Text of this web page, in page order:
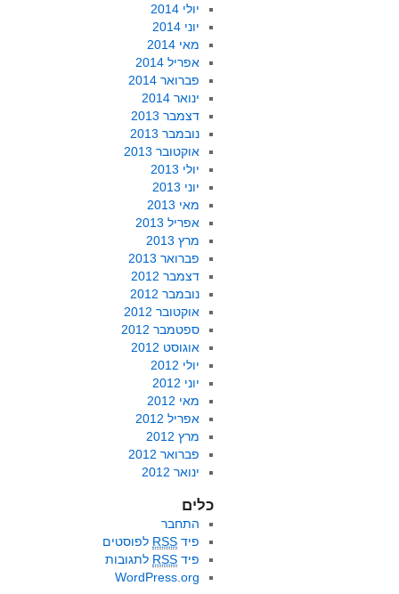
יולי 2014
יוני 2014
מאי 2014
אפריל 2014
פברואר 2014
ינואר 2014
דצמבר 2013
נובמבר 2013
אוקטובר 2013
יולי 2013
יוני 2013
מאי 2013
אפריל 2013
מרץ 2013
פברואר 2013
דצמבר 2012
נובמבר 2012
אוקטובר 2012
ספטמבר 2012
אוגוסט 2012
יולי 2012
יוני 2012
מאי 2012
אפריל 2012
מרץ 2012
פברואר 2012
ינואר 2012
כלים
התחבר
פיד RSS לפוסטים
פיד RSS לתגובות
WordPress.org